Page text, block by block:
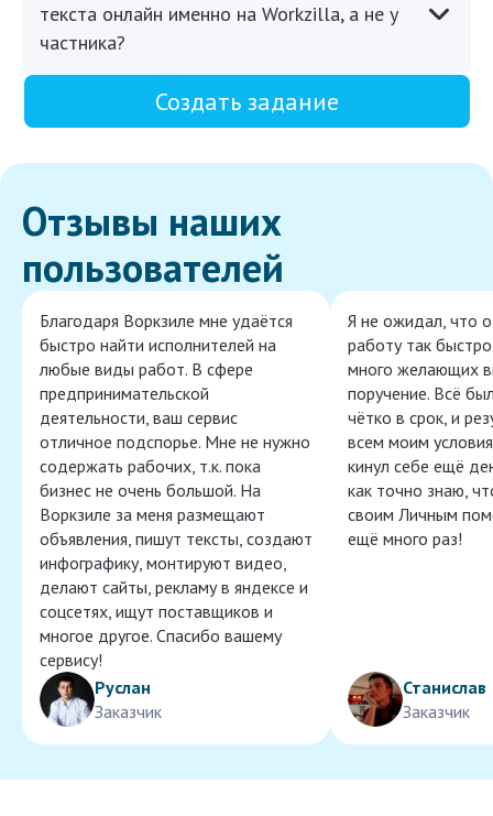
текста онлайн именно на Workzilla, а не у
частника?
Создать задание
Отзывы наших
пользователей
Благодаря Воркзиле мне удаётся
быстро найти исполнителей на
любые виды работ. В сфере
предпринимательской
деятельности, ваш сервис
отличное подспорье. Мне не нужно
содержать рабочих, т.к. пока
бизнес не очень большой. На
Воркзиле за меня размещают
объявления, пишут тексты, создают
инфографику, монтируют видео,
делают сайты, рекламу в яндексе и
соцсетях, ищут поставщиков и
многое другое. Спасибо вашему
сервису!
Руслан
Заказчик
Я не ожидал, что
работу так
много желающих
поручение. Всё
чётко в срок, и
всем моим
кинул себе ещё
как точно знаю,
своим Личным
ещё много раз!
Станислав
Заказчик